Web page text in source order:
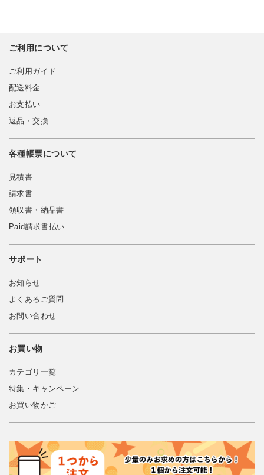
ご利用について
ご利用ガイド
配送料金
お支払い
返品・交換
各種帳票について
見積書
請求書
領収書・納品書
Paid請求書払い
サポート
お知らせ
よくあるご質問
お問い合わせ
お買い物
カテゴリ一覧
特集・キャンペーン
お買い物かご